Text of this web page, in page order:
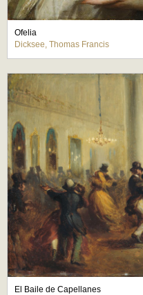
Ofelia
Dicksee, Thomas Francis
El Baile de Capellanes